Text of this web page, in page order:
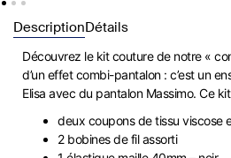
DescriptionDétails
Découvrez le kit couture de notre «
d’un effet combi-pantalon : c’est un
Elisa avec du pantalon Massimo. Ce
deux coupons de tissu viscose
2 bobines de fil assorti